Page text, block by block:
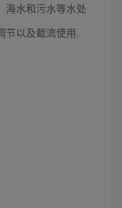
海水和污水等水处
节以及截流使用.